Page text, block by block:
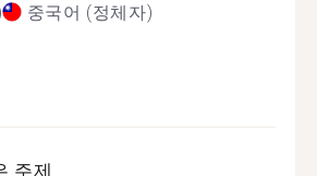
중국어 (정체자)
주제